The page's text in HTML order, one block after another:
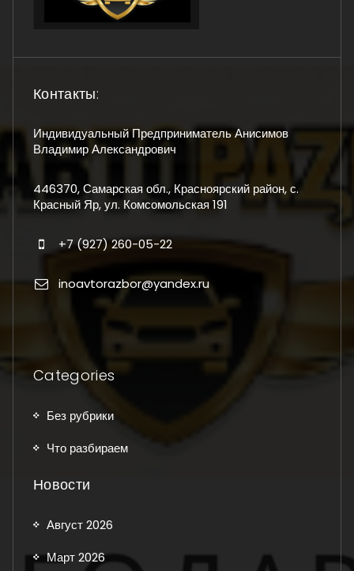
Контакты:
Индивидуальный Предприниматель Анисимов
Владимир Александрович
446370, Самарская обл., Красноярский район, с.
Красный Яр, ул. Комсомольская 191
+7 (927) 260-05-22
inoavtorazbor@yandex.ru
Categories
Без рубрики
Что разбираем
Новости
Август 2026
Март 2026